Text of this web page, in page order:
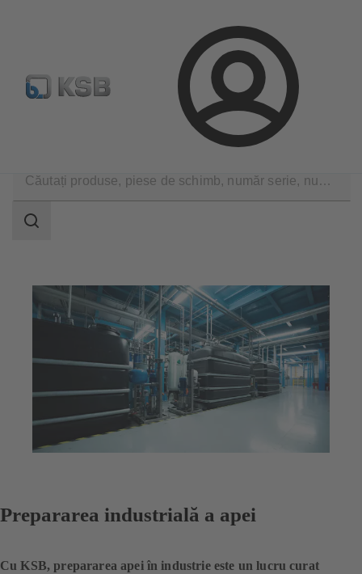
Conectare
Configurare produs Căutare piese de schimb standard
Prepararea industrială a apei
Domeniu
Prepararea industrială a apei
Cu KSB, prepararea apei în industrie este un lucru curat